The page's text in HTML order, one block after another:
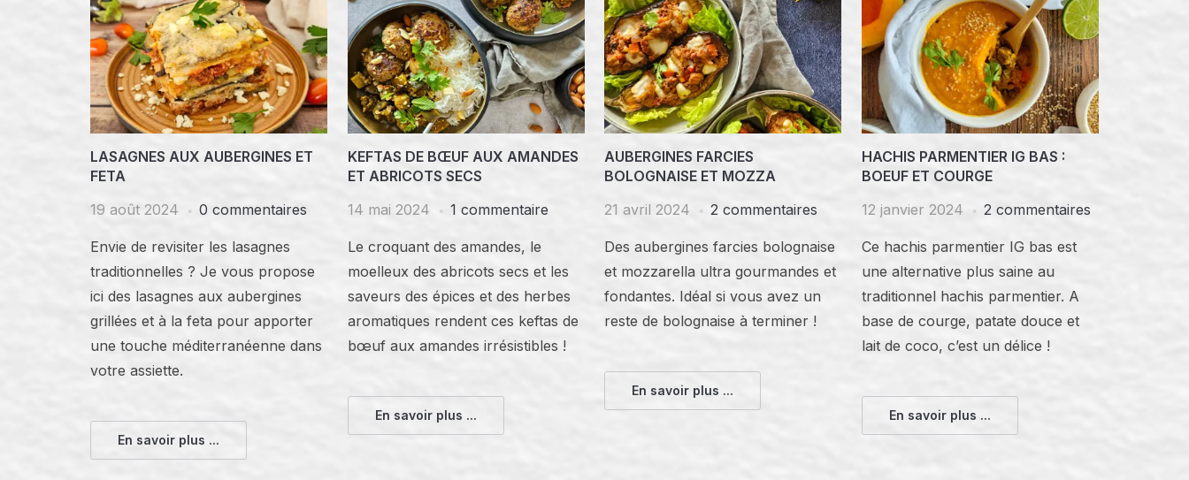
LASAGNES AUX AUBERGINES ET
FETA
19 août 2024
0 commentaires
Envie de revisiter les lasagnes
traditionnelles ? Je vous propose
ici des lasagnes aux aubergines
grillées et à la feta pour apporter
une touche méditerranéenne dans
votre assiette.
En savoir plus ...
KEFTAS DE BŒUF AUX AMANDES
ET ABRICOTS SECS
14 mai 2024
1 commentaire
Le croquant des amandes, le
moelleux des abricots secs et les
saveurs des épices et des herbes
aromatiques rendent ces keftas de
bœuf aux amandes irrésistibles !
En savoir plus ...
AUBERGINES FARCIES
BOLOGNAISE ET MOZZA
21 avril 2024
2 commentaires
Des aubergines farcies bolognaise
et mozzarella ultra gourmandes et
fondantes. Idéal si vous avez un
reste de bolognaise à terminer !
En savoir plus ...
HACHIS PARMENTIER IG BAS :
BOEUF ET COURGE
12 janvier 2024
2 commentaires
Ce hachis parmentier IG bas est
une alternative plus saine au
traditionnel hachis parmentier. A
base de courge, patate douce et
lait de coco, c’est un délice !
En savoir plus ...